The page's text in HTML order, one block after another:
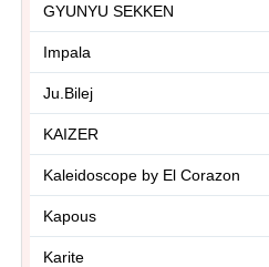
GYUNYU SEKKEN
Impala
Ju.Bilej
KAIZER
Kaleidoscope by El Corazon
Kapous
Karite